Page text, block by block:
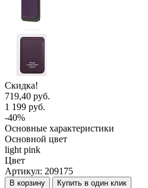
Скидка!
719,40 руб.
1 199 руб.
-40%
Основные характеристики
Основной цвет
light pink
Цвет
Артикул: 209175
В корзину Купить в один клик